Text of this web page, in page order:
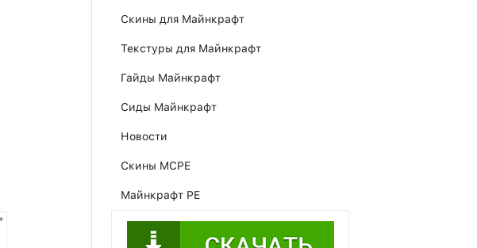
Скины для Майнкрафт
Текстуры для Майнкрафт
Гайды Майнкрафт
Сиды Майнкрафт
Новости
Скины MCPE
Майнкрафт PE